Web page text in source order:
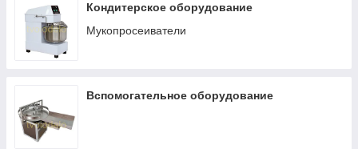
Кондитерское оборудование
Мукопросеиватели
Вспомогательное оборудование